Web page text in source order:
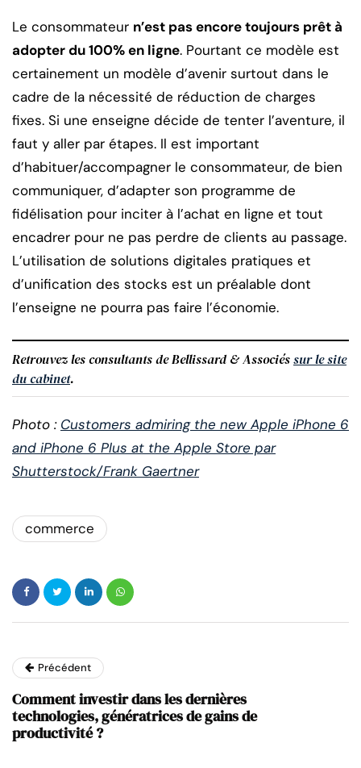
Le consommateur n’est pas encore toujours prêt à
adopter du 100% en ligne. Pourtant ce modèle est
certainement un modèle d’avenir surtout dans le
cadre de la nécessité de réduction de charges
fixes. Si une enseigne décide de tenter l’aventure, il
faut y aller par étapes. Il est important
d’habituer/accompagner le consommateur, de bien
communiquer, d’adapter son programme de
fidélisation pour inciter à l’achat en ligne et tout
encadrer pour ne pas perdre de clients au passage.
L’utilisation de solutions digitales pratiques et
d’unification des stocks est un préalable dont
l’enseigne ne pourra pas faire l’économie.
Retrouvez les consultants de Bellissard & Associéssur le site
du cabinet.
Photo : Customers admiring the new Apple iPhone 6
and iPhone 6 Plus at the Apple Store par
Shutterstock/Frank Gaertner
commerce
Précédent
Comment investir dans les dernières
technologies, génératrices de gains de
productivité ?